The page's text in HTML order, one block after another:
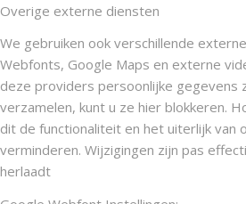
Overige externe diensten
We gebruiken ook verschillende
Webfonts, Google Maps en externe
deze providers persoonlijke gegevens
verzamelen, kunt u ze hier blokkeren.
dit de functionaliteit en het uiterlijk van
verminderen. Wijzigingen zijn pas
herlaadt